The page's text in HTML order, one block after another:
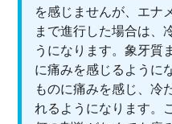
を感じませんが、エナ
まで進行した場合は、
うになります。象牙質
に痛みを感じるように
ものに痛みを感じ、冷
れるようになります。